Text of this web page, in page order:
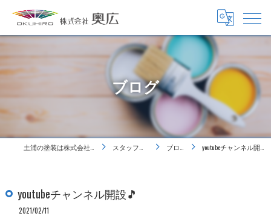
ブログ
スタッフ紹介 ブログ youtubeチャンネル開設🎵
youtubeチャンネル開設🎵
2021/02/11